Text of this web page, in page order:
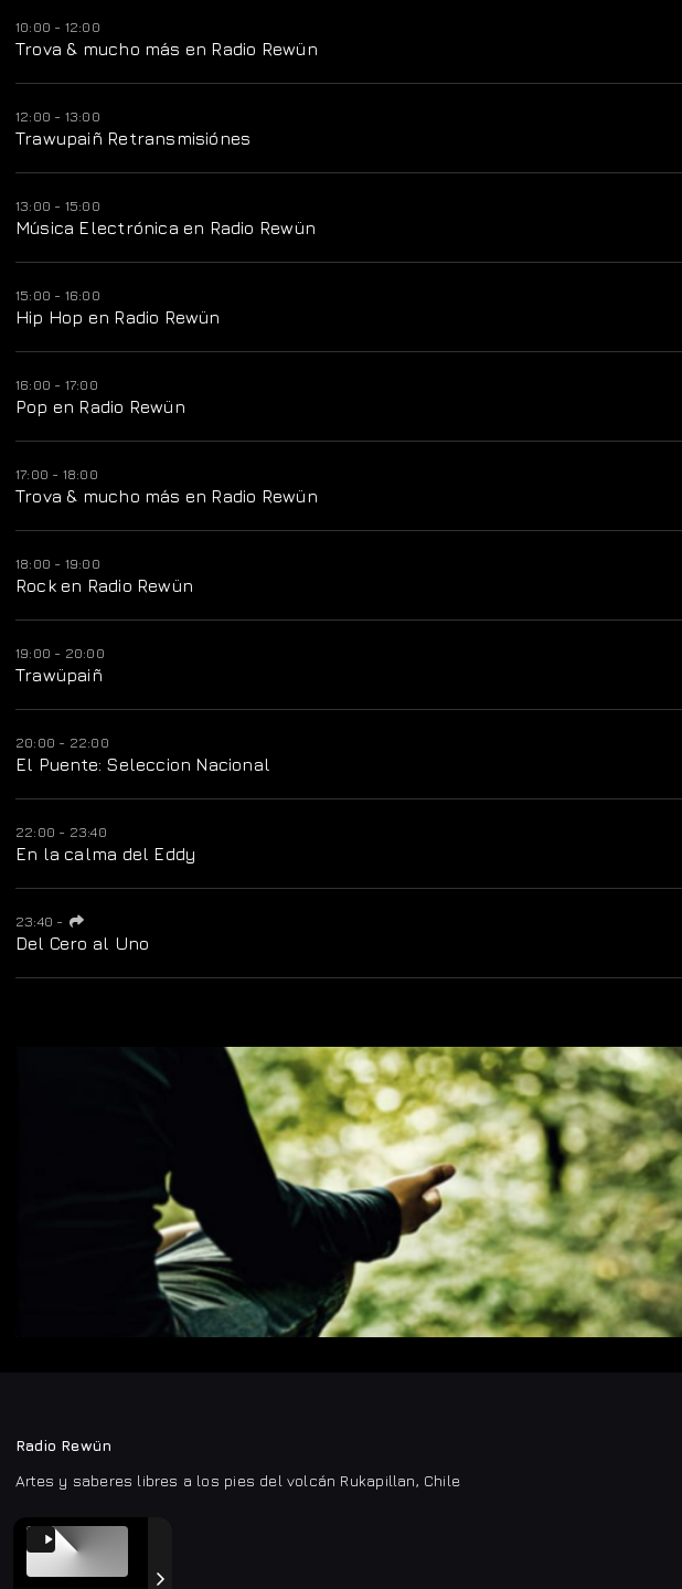
10:00 - 12:00
Trova & mucho más en Radio Rewün
12:00 - 13:00
Trawupaiñ Retransmisiónes
13:00 - 15:00
Música Electrónica en Radio Rewün
15:00 - 16:00
Hip Hop en Radio Rewün
16:00 - 17:00
Pop en Radio Rewün
17:00 - 18:00
Trova & mucho más en Radio Rewün
18:00 - 19:00
Rock en Radio Rewün
19:00 - 20:00
Trawüpaiñ
20:00 - 22:00
El Puente: Seleccion Nacional
22:00 - 23:40
En la calma del Eddy
23:40 -
Del Cero al Uno
Radio Rewün
Artes y saberes libres a los pies del volcán Rukapillan, Chile